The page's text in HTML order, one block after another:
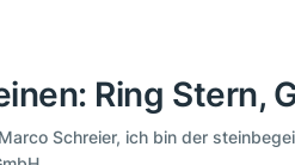
Ring Stern,
Schreier, ich bin der